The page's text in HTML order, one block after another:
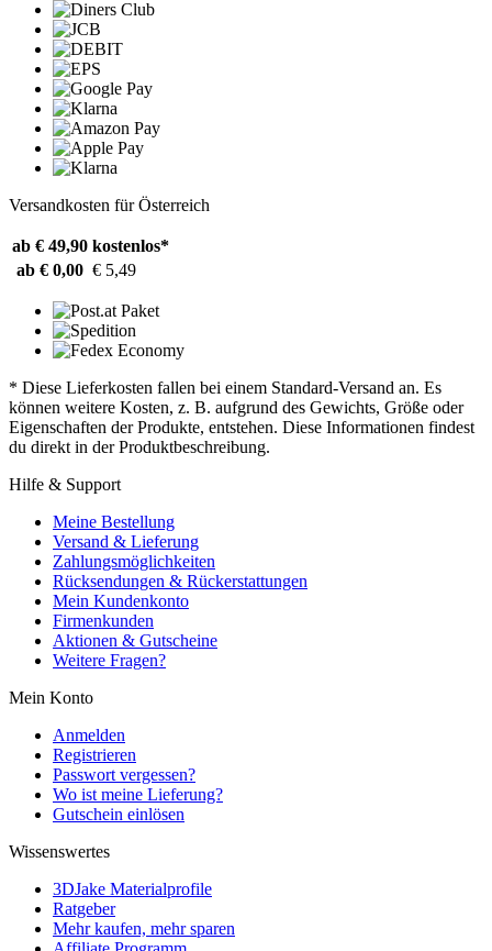
Versandkosten für Österreich
ab € 49,90 kostenlos*
ab € 0,00 € 5,49
* Diese Lieferkosten fallen bei einem Standard-Versand an. Es
können weitere Kosten, z. B. aufgrund des Gewichts, Größe oder
Eigenschaften der Produkte, entstehen. Diese Informationen findest
du direkt in der Produktbeschreibung.
Hilfe & Support
Meine Bestellung
Versand & Lieferung
Zahlungsmöglichkeiten
Rücksendungen & Rückerstattungen
Mein Kundenkonto
Firmenkunden
Aktionen & Gutscheine
Weitere Fragen?
Mein Konto
Anmelden
Registrieren
Passwort vergessen?
Wo ist meine Lieferung?
Gutschein einlösen
Wissenswertes
3DJake Materialprofile
Ratgeber
Mehr kaufen, mehr sparen